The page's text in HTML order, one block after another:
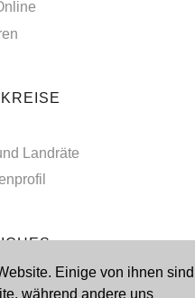
Landräte
Einige von ihnen sind
während andere uns